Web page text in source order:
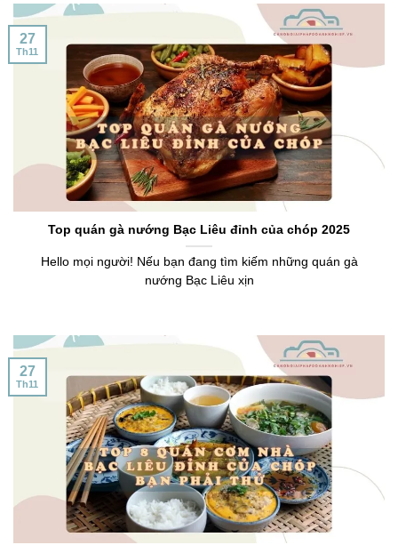
Top quán gà nướng Bạc Liêu đỉnh của chóp 2025
Hello mọi người! Nếu bạn đang tìm kiếm những quán gà
nướng Bạc Liêu xịn
27
Th11
27
Th11